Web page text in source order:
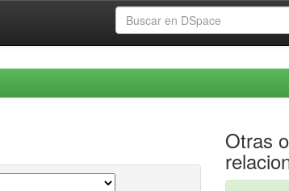
Otras